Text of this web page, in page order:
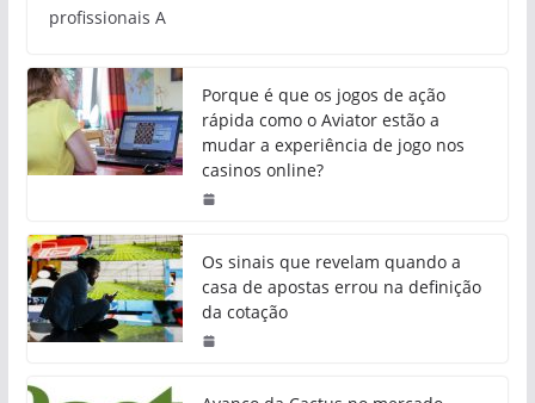
profissionais A
Porque é que os jogos de ação
rápida como o Aviator estão a
mudar a experiência de jogo nos
casinos online?
Os sinais que revelam quando a
casa de apostas errou na definição
da cotação